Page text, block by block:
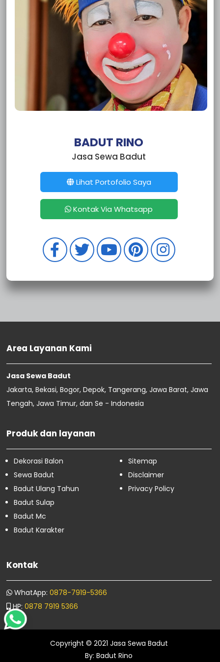
Sewa Badut Cikiwul
Sewa Badut Ciketing Udik
Sewa Badut Pulo Gadung
Sewa Badut Pasar Rebo
Sewa Badut Matraman
Sewa Badut Makasar
Sewa Badut Kramat Jati
Sewa Badut Jatinegara
Sewa Badut Duren Sawit
Sewa Badut Ciracas
Sewa Badut Tebet
Sewa Badut Setia Budi
Sewa Badut Pasar Minggu
Sewa Badut Pancoran
Sewa Badut Mampang Prapatan
Sewa Badut Kebayoran Lama
Sewa Badut Jagakarsa
Sewa Badut Cilandak
Sewa Badut Tambora
Sewa Badut Palmerah
Sewa Badut Kembangan
Sewa Badut Grogol Petamburan
Sewa Badut Tanjung Priok
Sewa Badut Koja
Sewa Badut Kelapa Gading
Sewa Badut Cilincing
Sewa Badut Sawah Besar
Sewa Badut Menteng
Sewa Badut Kemayoran
Sewa Badut Johar Baru
Sewa Badut Cempaka Putih
Sewa Badut Pandeglang
Sewa Badut Rangkasbitung
Sewa Badut Dan Dekorasi Balon
Sewa Badut Malang
Sewa Badut Surabaya
Sewa Badut Semarang
Sewa Badut Padalarang
Maret74
Februari
Januari4
BADUT RINO
Jasa Sewa Badut
Lihat Portofolio Saya
Kontak Via Whatsapp
Area Layanan Kami
Jasa Sewa Badut
Jakarta, Bekasi, Bogor, Depok, Tangerang, Jawa Barat, Jawa
Tengah, Jawa Timur, dan Se - Indonesia
Produk dan layanan
Dekorasi Balon
Sewa Badut
Badut Ulang Tahun
Badut Sulap
Badut Mc
Badut Karakter
Sitemap
Disclaimer
Privacy Policy
Kontak
WhatApp: 0878-7919-5366
HP: 0878 7919 5366
Copyright © 2021 Jasa Sewa Badut
By: Badut Rino